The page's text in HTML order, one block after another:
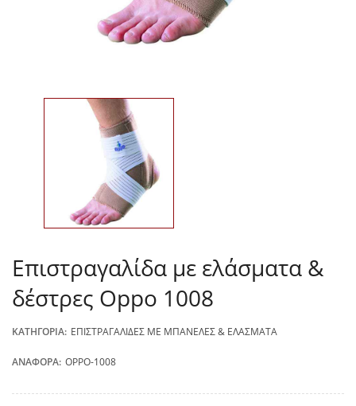
Επιστραγαλίδα με ελάσματα &
δέστρες Oppo 1008
ΚΑΤΗΓΟΡΊΑ: ΕΠΙΣΤΡΑΓΑΛΊΔΕΣ ΜΕ ΜΠΑΝΈΛΕΣ & ΕΛΆΣΜΑΤΑ
ΑΝΑΦΟΡΆ: OPPO-1008